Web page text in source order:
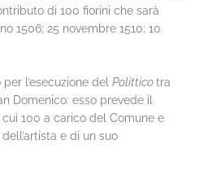
di 100 fiorini che sarà
1506; 25 novembre 1510; 10
l’esecuzione del Politticotra
Domenico: esso prevede il
100 a carico del Comune e
e di un suo